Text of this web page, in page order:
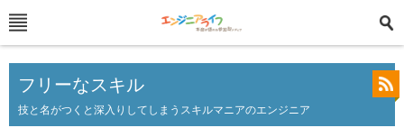
フリーなスキル
技と名がつくと深入りしてしまうスキルマニアのエンジニア